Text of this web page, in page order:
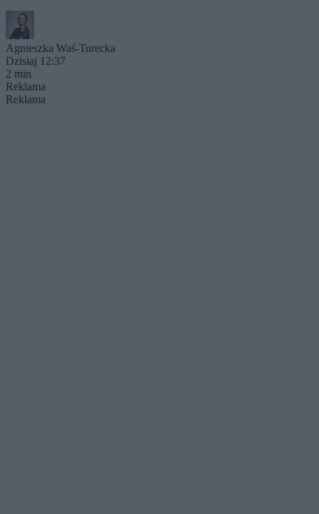
Agnieszka Waś-Turecka
Dzisiaj 12:37
2 min
Reklama
Reklama